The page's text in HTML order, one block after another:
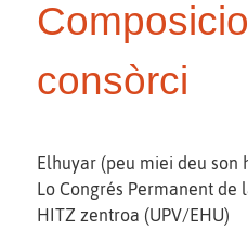
consòrci
Elhuyar (peu miei deu son
Lo Congrés Permanent de
HITZ zentroa (UPV/EHU)